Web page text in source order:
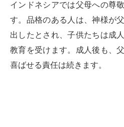
インドネシアでは父母への尊
す。品格のある人は、神様が
出したとされ、子供たちは成
教育を受けます。成人後も、
喜ばせる責任は続きます。